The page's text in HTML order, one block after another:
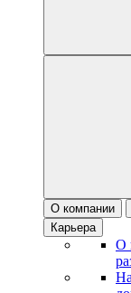
О компании
Карьера
О